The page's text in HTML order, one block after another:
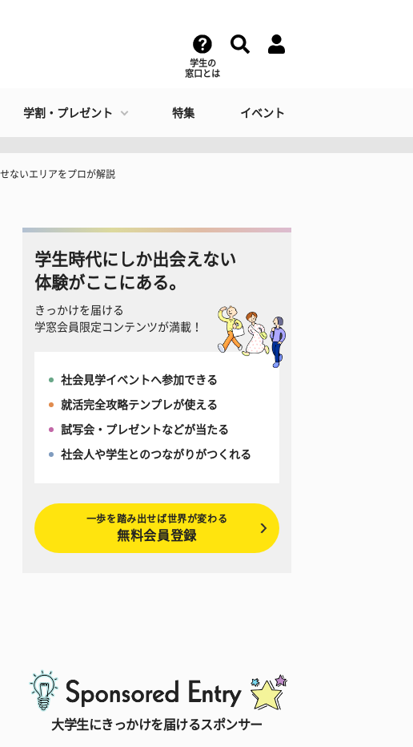
学生の
窓口とは
学割・プレゼント 特集 イベント
ないエリアをプロが解説
学生時代にしか出会えない
体験がここにある。
きっかけを届ける
学窓会員限定コンテンツが満載！
社会見学イベントへ参加できる
就活完全攻略テンプレが使える
試写会・プレゼントなどが当たる
社会人や学生とのつながりがつくれる
一歩を踏み出せば世界が変わる
無料会員登録
大学生にきっかけを届けるスポンサー